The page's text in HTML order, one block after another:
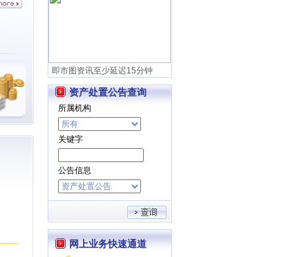
即市图资讯至少延迟15分钟
资产处置公告查询
所属机构
关键字
公告信息
网上业务快速通道